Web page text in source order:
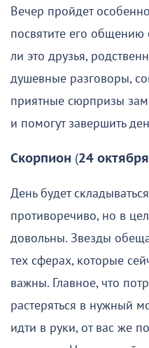
Вечер пройдет
посвятите его общению
ли это друзья,
душевные разговоры,
приятные сюрпризы
и помогут завершить
Скорпион (24 октября
День будет
противоречиво, но в
довольны. Звезды
тех сферах, которые
важны. Главное, что
растеряться в нужный
идти в руки, от вас же